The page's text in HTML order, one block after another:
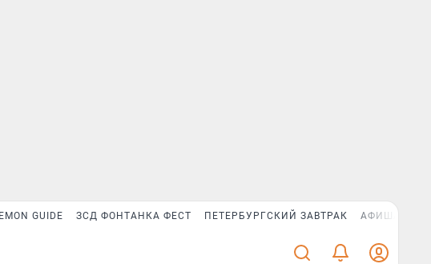
GUIDE ЗСД ФОНТАНКА ФЕСТ ПЕТЕРБУРГСКИЙ ЗАВТРАК АФИША PLUS